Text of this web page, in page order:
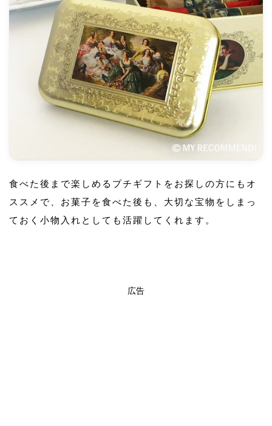
食べた後まで楽しめるプチギフトをお探しの方にもオ
ススメで、お菓子を食べた後も、大切な宝物をしまっ
ておく小物入れとしても活躍してくれます。
広告